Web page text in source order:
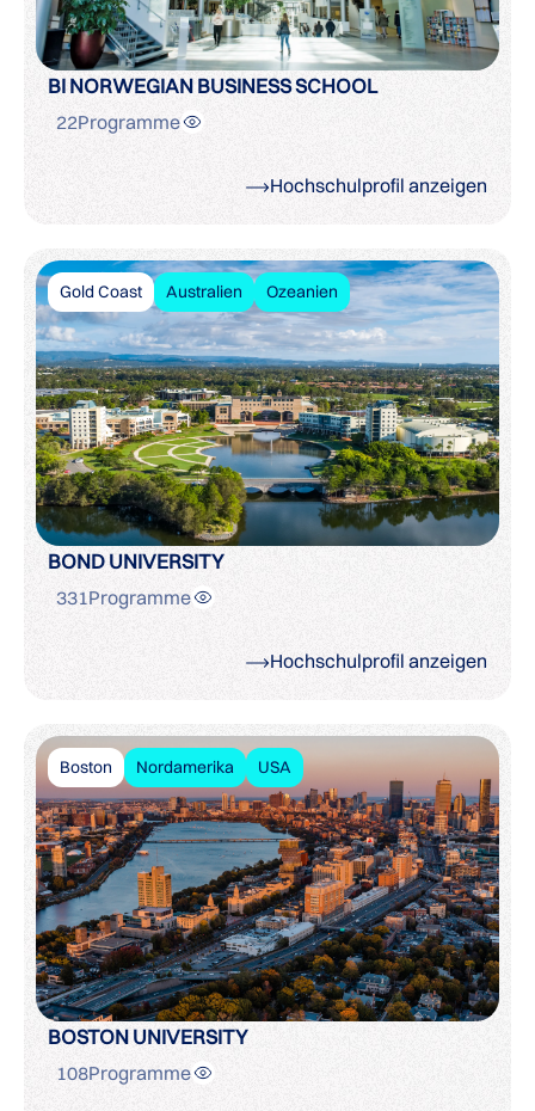
BI NORWEGIAN BUSINESS SCHOOL
22Programme
Hochschulprofil anzeigen
Gold Coast Australien Ozeanien
BOND UNIVERSITY
331Programme
Hochschulprofil anzeigen
Boston Nordamerika USA
BOSTON UNIVERSITY
108Programme